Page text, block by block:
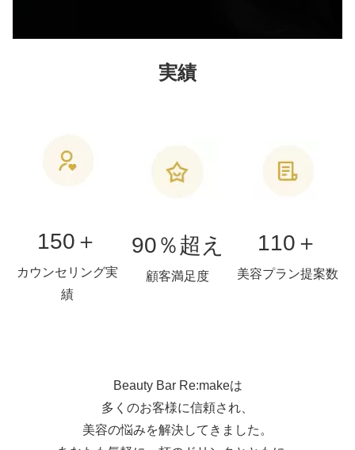
実績
150＋
カウンセリング実
績
90％超え
顧客満足度
110＋
美容プラン提案数
Beauty Bar Re:makeは
多くのお客様に信頼され、
美容の悩みを解決してきました。